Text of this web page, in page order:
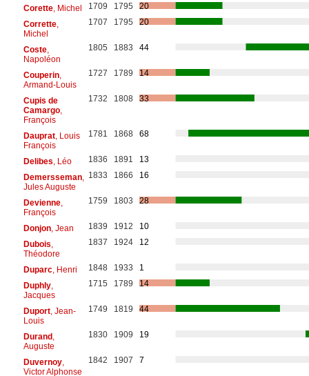
Corette, Michel 1709 1795
20
Corrette,
Michel
1707 1795 20
Coste,
Napoléon
1805 1883 44
Couperin,
Armand-Louis
1727 1789 14
Cupis de
Camargo,
François
1732 1808 33
Dauprat, Louis
François
1781 1868 68
Delibes , Léo 1836 1891
13
Demersseman,
Jules Auguste
1833 1866 16
Devienne,
François
1759 1803 28
Donjon, Jean 1839 1912
10
Dubois
Théodore
1837 1924 12
Duparc, Henri 1848 1933
1
Duphly,
Jacques
1715 1789 14
Duport, Jean-
Louis
1749 1819 44
Durand,
Auguste
1830 1909 19
Duvernoy,
Victor Alphonse
1842 1907 7